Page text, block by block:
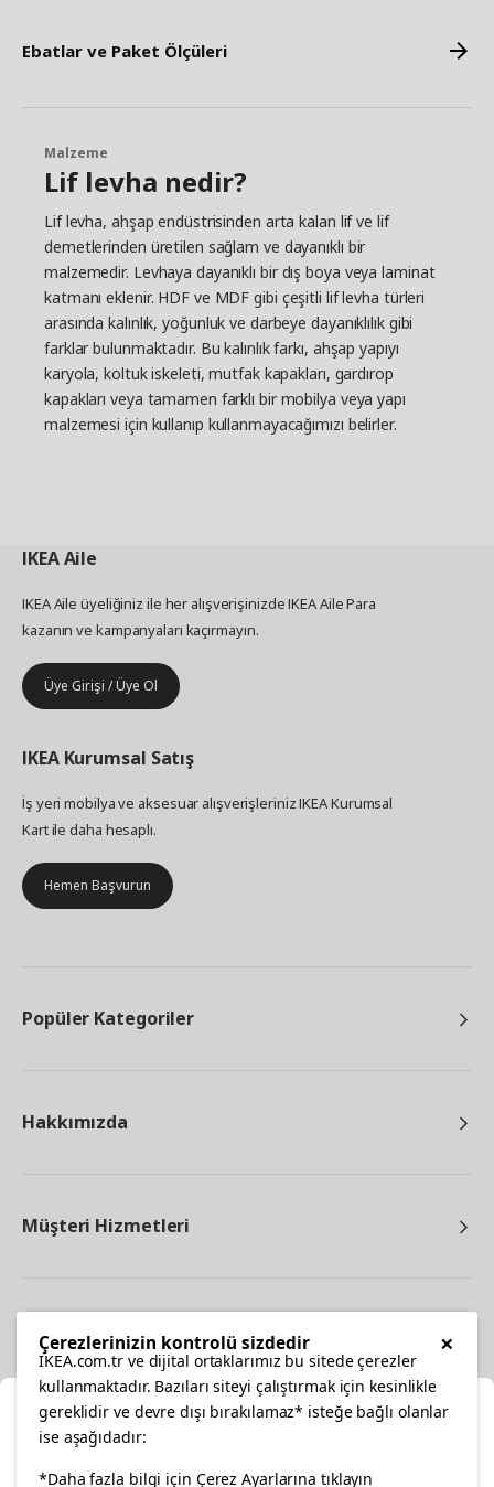
Ebatlar ve Paket Ölçüleri
Malzeme
Lif levha nedir?
Lif levha, ahşap endüstrisinden arta kalan lif ve lif
demetlerinden üretilen sağlam ve dayanıklı bir
malzemedir. Levhaya dayanıklı bir dış boya veya laminat
katmanı eklenir. HDF ve MDF gibi çeşitli lif levha türleri
arasında kalınlık, yoğunluk ve darbeye dayanıklılık gibi
farklar bulunmaktadır. Bu kalınlık farkı, ahşap yapıyı
karyola, koltuk iskeleti, mutfak kapakları, gardırop
kapakları veya tamamen farklı bir mobilya veya yapı
malzemesi için kullanıp kullanmayacağımızı belirler.
IKEAAile
IKEA Aile üyeliğiniz ile her alışverişinizde IKEA Aile Para
kazanın ve kampanyaları kaçırmayın.
Üye Girişi / Üye Ol
IKEA Kurumsal Satış
İş yeri mobilya ve aksesuar alışverişleriniz IKEA Kurumsal
Kart ile daha hesaplı.
Hemen Başvurun
Popüler Kategoriler
Hakkımızda
Müşteri Hizmetleri
facebooktwitterinstagrampinterestyoutube
Konumunuzu Seçin
×
Çerezlerinizin kontrolü sizdedir
IKEA.com.tr ve dijital ortaklarımız bu sitede çerezler
kullanmaktadır. Bazıları siteyi çalıştırmak için kesinlikle
gereklidir ve devre dışı bırakılamaz* isteğe bağlı olanlar
ise aşağıdadır:
*Daha fazla bilgi için Çerez Ayarlarına tıklayın